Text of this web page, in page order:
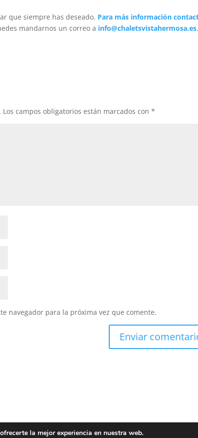
que siempre has deseado. Para más información
mandarnos un correo a info@chaletsvistahermosa.es
Los campos obligatorios están marcados con*
navegador para la próxima vez que comente.
la mejor experiencia en nuestra web.